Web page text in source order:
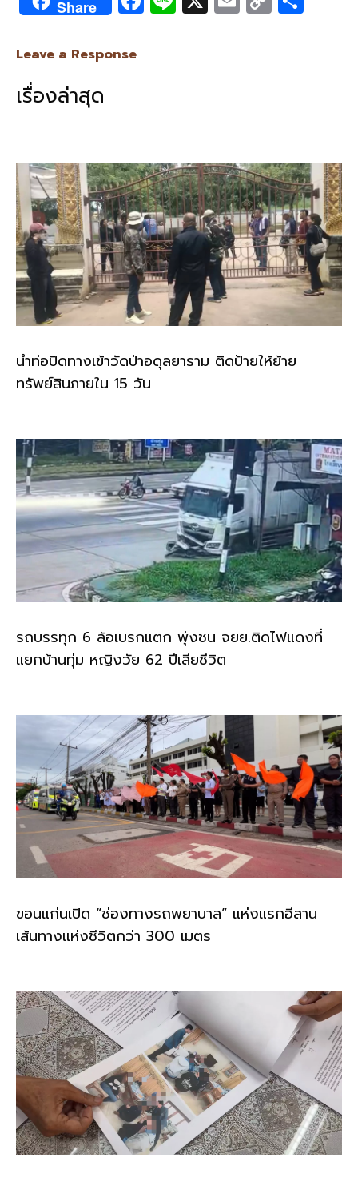
Share
k
Leave a Response
เรื่องล่าสุด
นำท่อปิดทางเข้าวัดป่าอดุลยาราม ติดป้ายให้ย้าย
ทรัพย์สินภายใน 15 วัน
รถบรรทุก 6 ล้อเบรกแตก พุ่งชน จยย.ติดไฟแดงที่
แยกบ้านทุ่ม หญิงวัย 62 ปีเสียชีวิต
ขอนแก่นเปิด “ช่องทางรถพยาบาล” แห่งแรกอีสาน
เส้นทางแห่งชีวิตกว่า 300 เมตร